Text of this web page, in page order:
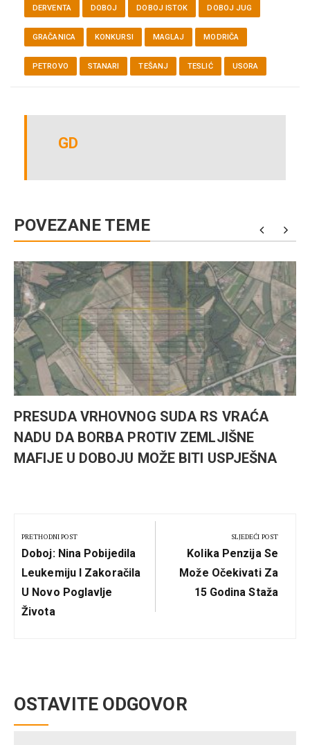
DERVENTA DOBOJ DOBOJ ISTOK DOBOJ JUG
GRAČANICA KONKURSI MAGLAJ MODRIČA
PETROVO STANARI TEŠANJ TESLIĆ USORA
GD
POVEZANE TEME
PRESUDA VRHOVNOG SUDA RS VRAĆA
NADU DA BORBA PROTIV ZEMLJIŠNE
MAFIJE U DOBOJU MOŽE BITI USPJEŠNA
članka
PRETHODNI POST
Previous
Post:
Doboj: Nina Pobijedila
Leukemiju I Zakoračila
U Novo Poglavlje
Života
SLJEDEĆI POST
Next
Post:
Kolika Penzija Se
Može Očekivati Za
15 Godina Staža
OSTAVITE ODGOVOR